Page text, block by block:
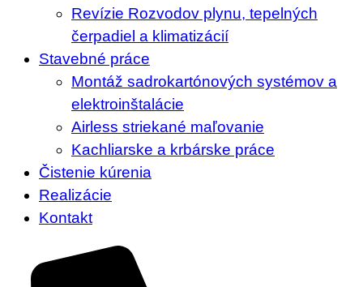
Revízie Rozvodov plynu, tepelných
čerpadiel a klimatizácií
Stavebné práce
Montáž sadrokartónových systémov a
elektroinštalácie
Airless striekané maľovanie
Kachliarske a krbárske práce
Čistenie kúrenia
Realizácie
Kontakt